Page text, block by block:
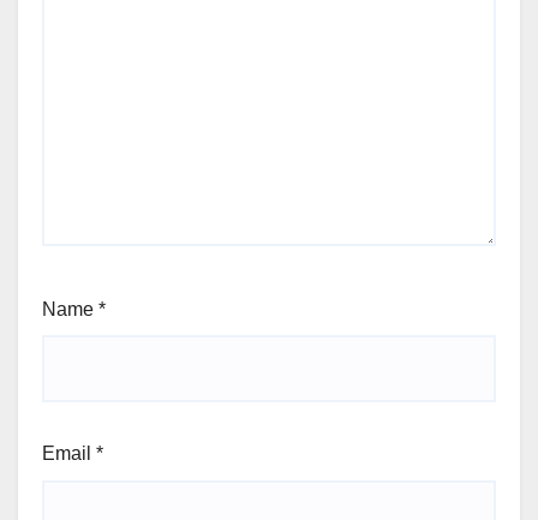
Name *
Email *